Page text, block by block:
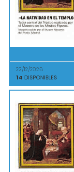
22/12/2026
14 DISPONIBLES